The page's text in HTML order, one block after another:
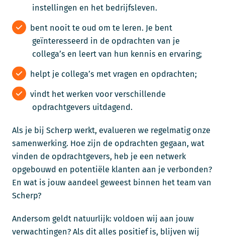
instellingen en het bedrijfsleven.
bent nooit te oud om te leren. Je bent
geïnteresseerd in de opdrachten van je
collega’s en leert van hun kennis en ervaring;
helpt je collega’s met vragen en opdrachten;
vindt het werken voor verschillende
opdrachtgevers uitdagend.
Als je bij Scherp werkt, evalueren we regelmatig onze
samenwerking. Hoe zijn de opdrachten gegaan, wat
vinden de opdrachtgevers, heb je een netwerk
opgebouwd en potentiële klanten aan je verbonden?
En wat is jouw aandeel geweest binnen het team van
Scherp?
Andersom geldt natuurlijk: voldoen wij aan jouw
verwachtingen? Als dit alles positief is, blijven wij